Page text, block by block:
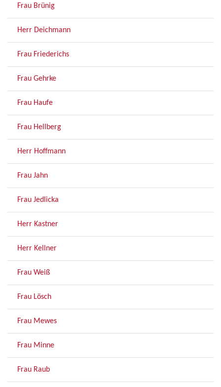
Frau Brünig
Herr Deichmann
Frau Friederichs
Frau Gehrke
Frau Haufe
Frau Hellberg
Herr Hoffmann
Frau Jahn
Frau Jedlicka
Herr Kastner
Herr Kellner
Frau Weiß
Frau Lösch
Frau Mewes
Frau Minne
Frau Raub